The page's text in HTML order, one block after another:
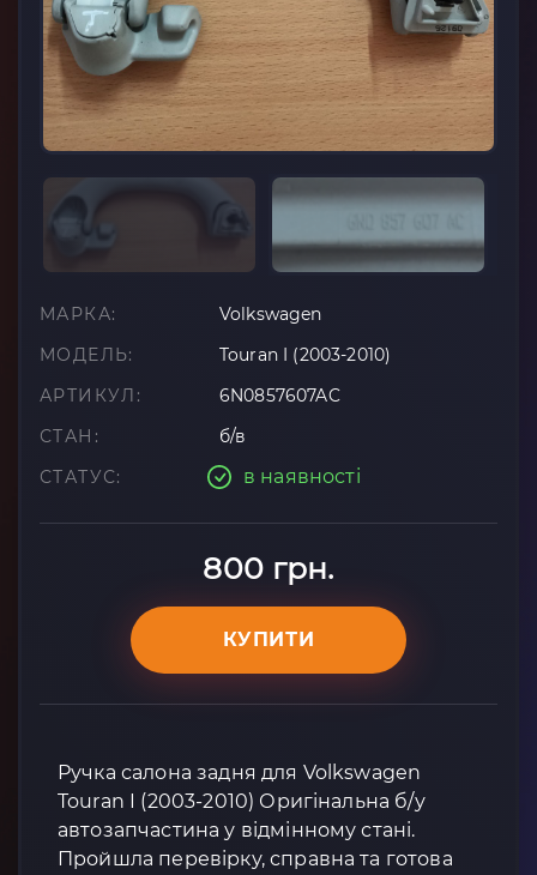
МАРКА:
Volkswagen
МОДЕЛЬ:
Touran I (2003-2010)
АРТИКУЛ:
6N0857607AC
СТАН:
б/в
СТАТУС:
в наявності
800 грн.
КУПИТИ
Ручка салона задня для Volkswagen
Touran I (2003-2010) Оригінальна б/у
автозапчастина у відмінному стані.
Пройшла перевірку, справна та готова